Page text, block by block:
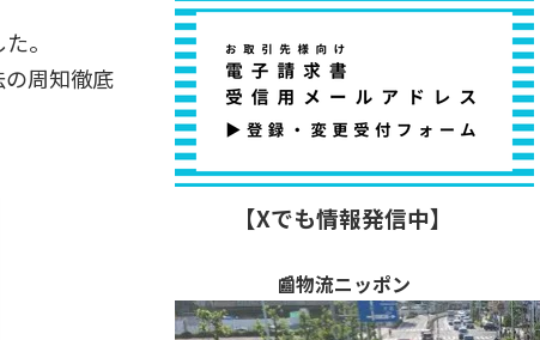
。
周知徹底
【Xでも情報発信中】
📰物流ニッポン